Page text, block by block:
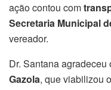
ação contou com
Secretaria Municipal
vereador.
Dr. Santana
Gazola, que viabilizou